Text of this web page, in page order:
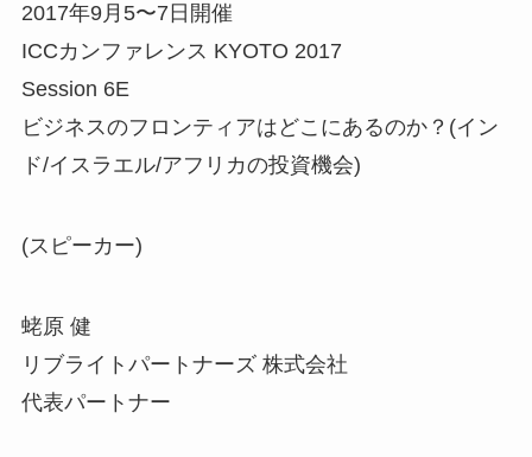
2017年9月5〜7日開催
ICCカンファレンス KYOTO 2017
Session 6E
ビジネスのフロンティアはどこにあるのか？(イン
ド/イスラエル/アフリカの投資機会)
(スピーカー)
蛯原 健
リブライトパートナーズ 株式会社
代表パートナー